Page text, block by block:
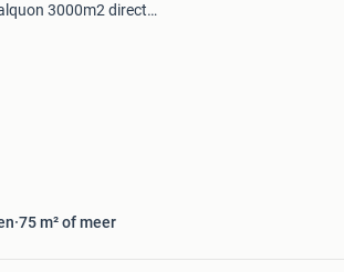
3000m2 direct
75 m² of meer